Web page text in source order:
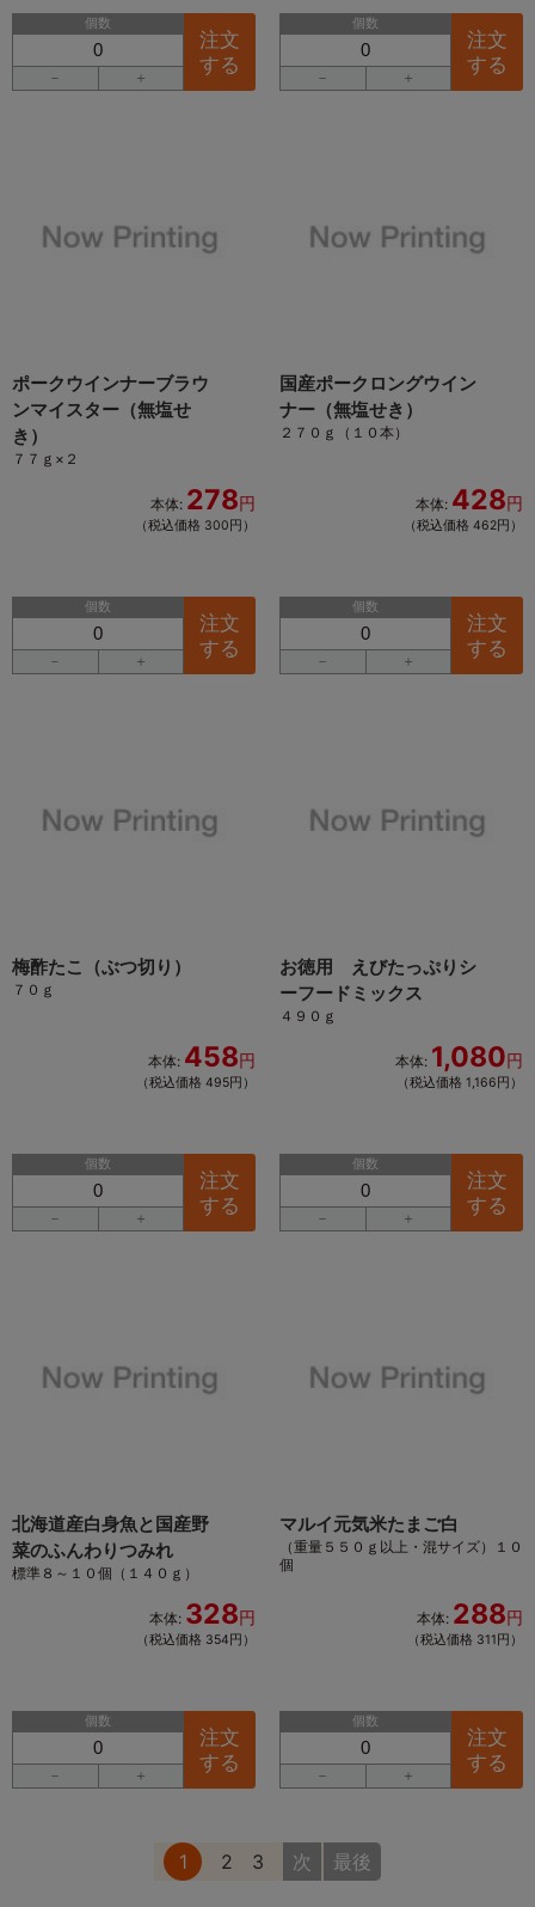
個数
－ ＋
注文
する
個数
－ ＋
注文
する
ポークウインナーブラウ
ンマイスター（無塩せ
き）
７７ｇ×２
本体: 278円
（税込価格 300円）
個数
－ ＋
注文
する
国産ポークロングウイン
ナー（無塩せき）
２７０ｇ（１０本）
本体: 428円
（税込価格 462円）
個数
－ ＋
注文
する
梅酢たこ（ぶつ切り）
７０ｇ
本体: 458円
（税込価格 495円）
個数
－ ＋
注文
する
お徳用 えびたっぷりシ
ーフードミックス
４９０ｇ
本体: 1,080円
（税込価格 1,166円）
個数
－ ＋
注文
する
北海道産白身魚と国産野
菜のふんわりつみれ
標準８～１０個（１４０ｇ）
本体: 328円
（税込価格 354円）
個数
－ ＋
注文
する
マルイ元気米たまご白
（重量５５０ｇ以上・混サイズ）１０
個
本体: 288円
（税込価格 311円）
個数
－ ＋
注文
する
1 2 3 次 最後